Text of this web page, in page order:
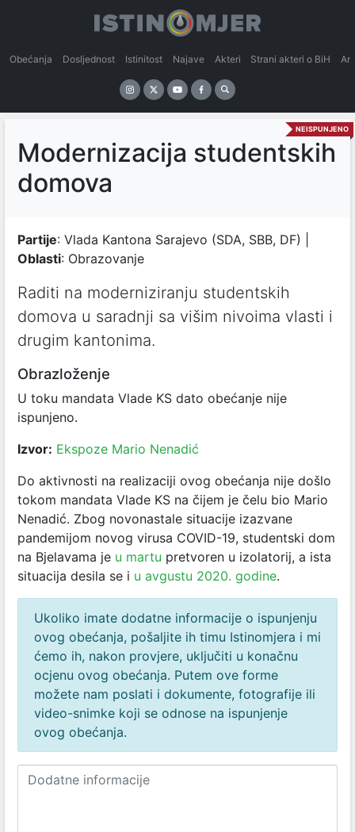
Obećanja Dosljednost Istinitost Najave Akteri Strani akteri o BiH
NEISPUNJENO
Modernizacija studentskih
domova
Partije: Vlada Kantona Sarajevo (SDA, SBB, DF) |
Oblasti: Obrazovanje
Raditi na moderniziranju studentskih
domova u saradnji sa višim nivoima vlasti i
drugim kantonima.
Obrazloženje
U toku mandata Vlade KS dato obećanje nije
ispunjeno.
Izvor: Ekspoze Mario Nenadić
Do aktivnosti na realizaciji ovog obećanja nije došlo
tokom mandata Vlade KS na čijem je čelu bio Mario
Nenadić. Zbog novonastale situacije izazvane
pandemijom novog virusa COVID-19, studentski dom
na Bjelavama je u martu pretvoren u izolatorij, a ista
situacija desila se i u avgustu 2020. godine.
Ukoliko imate dodatne informacije o ispunjenju
ovog obećanja, pošaljite ih timu Istinomjera i mi
ćemo ih, nakon provjere, uključiti u konačnu
ocjenu ovog obećanja. Putem ove forme
možete nam poslati i dokumente, fotografije ili
video-snimke koji se odnose na ispunjenje
ovog obećanja.